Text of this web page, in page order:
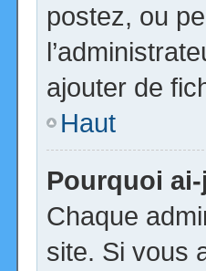
postez, ou
ajouter de
Haut
Pourquoi
Chaque
site. Si vous